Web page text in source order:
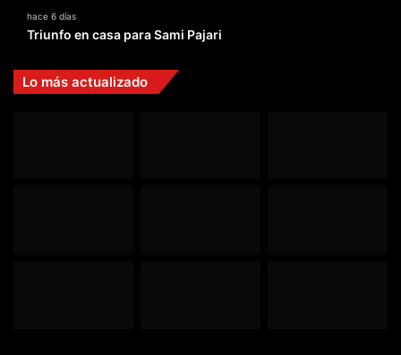
hace 6 días
Triunfo en casa para Sami Pajari
Lo más actualizado